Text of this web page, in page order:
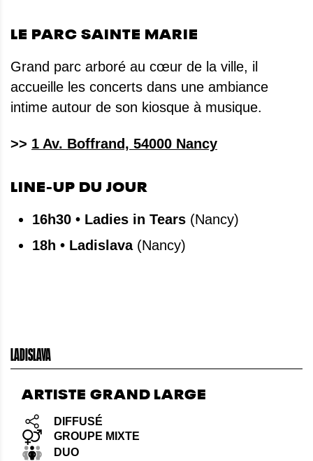
LE PARC SAINTE MARIE
Grand parc arboré au cœur de la ville, il
accueille les concerts dans une ambiance
intime autour de son kiosque à musique.
>> 1 Av. Boffrand, 54000 Nancy
LINE-UP DU JOUR
16h30 • Ladies in Tears (Nancy)
18h • Ladislava (Nancy)
LADISLAVA
ARTISTE GRAND LARGE
DIFFUSÉ
GROUPE MIXTE
DUO